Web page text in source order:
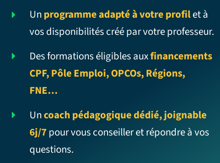
Un programme adapté à votre profilet à
vos disponibilités créé par votre professeur.
Des formations éligibles auxfinancements
CPF, Pôle Emploi, OPCOs, Régions,
FNE…
Uncoach pédagogique dédié, joignable
6j/7pour vous conseiller et répondre à vos
questions.